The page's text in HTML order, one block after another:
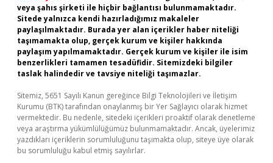
veya şahıs şirketi ile hiçbir bağlantısı bulunmamaktadır.
Sitede yalnızca kendi hazırladığımız makaleler
paylaşılmaktadır. Burada yer alan içerikler haber niteliği
taşımamakta olup, gerçek kurum ve kişiler hakkında
paylaşım yapılmamaktadır. Gerçek kurum ve kişiler ile isim
benzerlikleri tamamen tesadüfidir. Sitemizdeki bilgiler
taslak halindedir ve tavsiye niteliği taşımazlar.
Sitemiz, 5651 Sayılı Kanun gereğince Bilgi Teknolojileri ve İletişim
Kurumu (BTK) tarafından onaylanmış bir Yer Sağlayıcı olarak hizmet
vermektedir. Bu nedenle, sitedeki içerikleri proaktif olarak denetleme
veya araştırma yükümlülüğümüz bulunmamaktadır. Ancak, üyelerimiz
yazdıkları içeriklerin sorumluluğunu taşımakta olup, siteye üye olarak
bu sorumluluğu kabul etmiş sayılırlar.